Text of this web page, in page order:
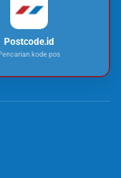
Postcode.id
kode pos